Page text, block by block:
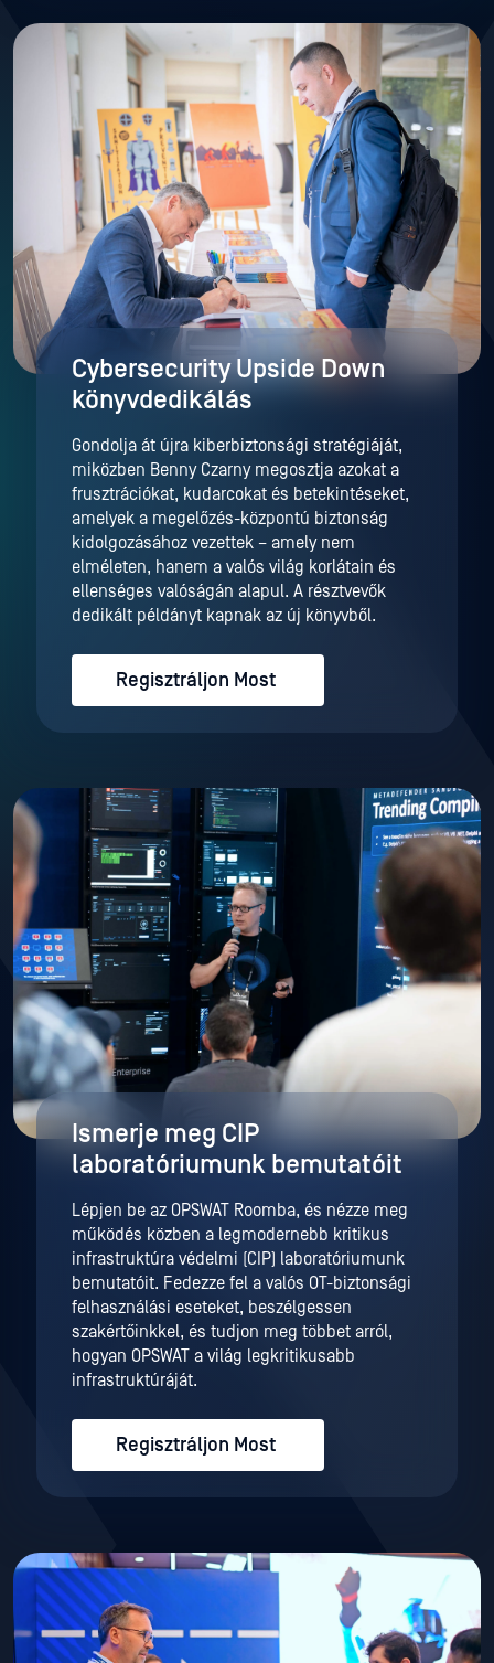
Cybersecurity Upside Down
könyvdedikálás
Gondolja át újra kiberbiztonsági stratégiáját,
miközben Benny Czarny megosztja azokat a
frusztrációkat, kudarcokat és betekintéseket,
amelyek a megelőzés-központú biztonság
kidolgozásához vezettek – amely nem
elméleten, hanem a valós világ korlátain és
ellenséges valóságán alapul. A résztvevők
dedikált példányt kapnak az új könyvből.
Regisztráljon Most
Ismerje meg CIP
laboratóriumunk bemutatóit
Lépjen be az OPSWAT Roomba, és nézze meg
működés közben a legmodernebb kritikus
infrastruktúra védelmi (CIP) laboratóriumunk
bemutatóit. Fedezze fel a valós OT-biztonsági
felhasználási eseteket, beszélgessen
szakértőinkkel, és tudjon meg többet arról,
hogyan OPSWAT a világ legkritikusabb
infrastruktúráját.
Regisztráljon Most